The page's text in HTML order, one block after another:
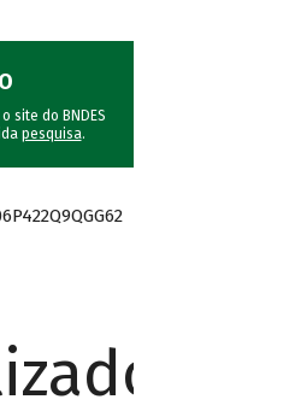
site do BNDES
pesquisa.